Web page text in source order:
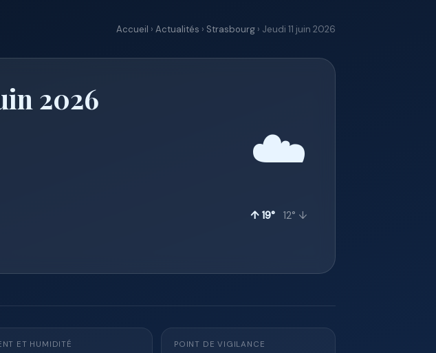
Accueil › Actualités › Strasbourg › Jeudi 11 juin 2026
2026
☁️
↑ 19° 12° ↓
ET HUMIDITÉ POINT DE VIGILANCE